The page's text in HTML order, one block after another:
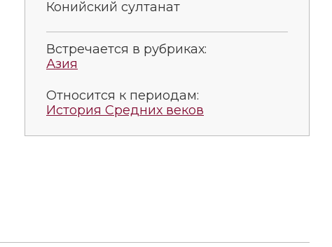
Конийский султанат
Встречается в рубриках:
Азия
Относится к периодам:
История Средних веков